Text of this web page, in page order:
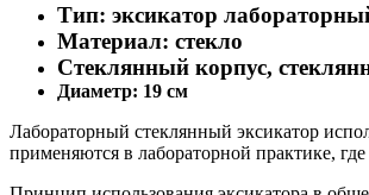
Тип: эксикатор
Материал: стекло
Стеклянный корпус,
Диаметр: 19 см
Лабораторный стеклянный эксикатор
применяются в лабораторной практике,